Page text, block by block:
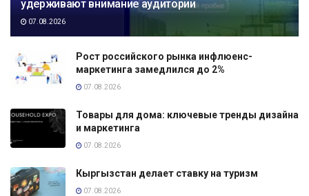
удерживают внимание аудитории
07.08.2026
Рост российского рынка инфлюенс-
маркетинга замедлился до 2%
07.08.2026
Товары для дома: ключевые тренды дизайна
и маркетинга
07.08.2026
Кыргызстан делает ставку на туризм
07.08.2026